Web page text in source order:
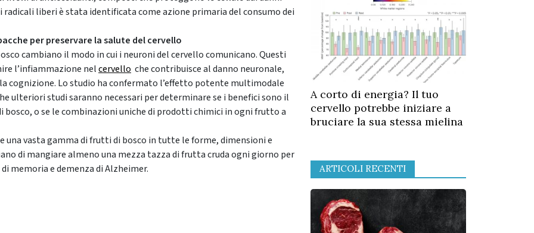
radicali liberi è stata identificata come azione primaria del consumo dei
per preservare la salute del cervello
cambiano il modo in cui i neuroni del cervello comunicano.Questi
l’infiammazione nelcervello che contribuisce al danno neuronale,
cognizione. Lo studio ha confermato l’effetto potente multimodale
ulteriori studi saranno necessari per determinare se i benefici sono il
o se le combinazioni uniche di prodotti chimici in ogni frutto a
una vasta gamma di frutti di bosco in tutte le forme, dimensioni e
di mangiare almeno una mezza tazza di frutta cruda ogni giorno per
memoriae demenza di Alzheimer.
A corto di energia? Il tuo
cervello potrebbe iniziare a
bruciare la sua stessa mielina
ARTICOLI RECENTI